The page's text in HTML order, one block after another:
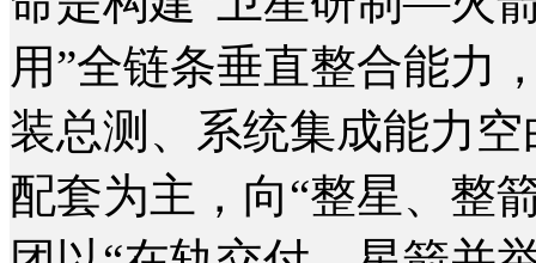
用”全链条垂直整合能力
装总测、系统集成能力
配套为主，向“整星、整